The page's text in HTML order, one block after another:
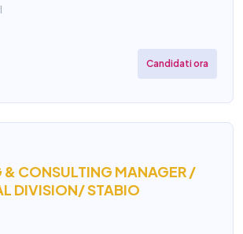
Candidati ora
& CONSULTING MANAGER /
DIVISION/ STABIO